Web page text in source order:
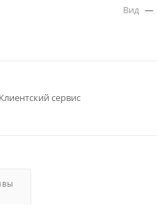
Вид —
Клиентский сервис